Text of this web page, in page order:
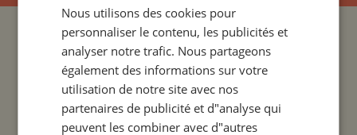
PROJETS ET PROPRIÉTÉS PAR PAYS
PROJETS ET PROPRIÉTÉS PAR COLONIE
PROJETS ET PROPRIÉTÉS PAR TYPE DE PROPRIÉTÉ
GERMAN
Nous utilisons des cookies pour
personnaliser le contenu, les publicités et
analyser notre trafic. Nous partageons
également des informations sur votre
utilisation de notre site avec nos
partenaires de publicité et d"analyse qui
peuvent les combiner avec d"autres